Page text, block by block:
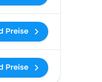
Preise
Preise